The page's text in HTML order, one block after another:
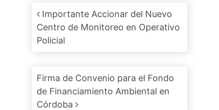
Post navigation
Importante Accionar del Nuevo
Centro de Monitoreo en Operativo
Policial
Firma de Convenio para el Fondo
de Financiamiento Ambiental en
Córdoba